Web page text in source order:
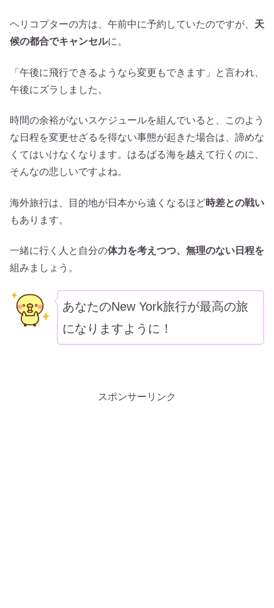
ヘリコプターの方は、午前中に予約していたのですが、 天
候の都合でキャンセルに。
「午後に飛行できるようなら変更もできます」と言われ、
午後にズラしました。
時間の余裕がないスケジュールを組んでいると、このよう
な日程を変更せざるを得ない事態が起きた場合は、諦めな
くてはいけなくなります。はるばる海を越えて行くのに、
そんなの悲しいですよね。
海外旅行は、目的地が日本から遠くなるほど時差との戦い
もあります。
一緒に行く人と自分の体力を考えつつ、無理のない日程を
組みましょう。
あなたのNew York旅行が最高の旅
になりますように！
スポンサーリンク